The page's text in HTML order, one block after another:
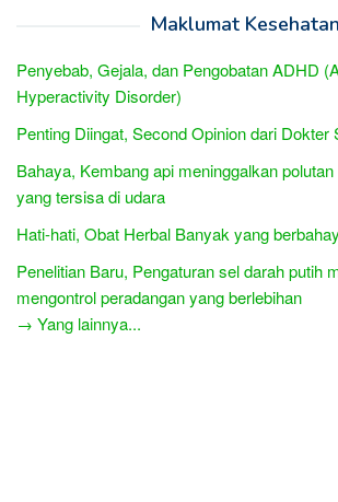
Maklumat Kesehatan
Penyebab, Gejala, dan Pengobatan ADHD
Hyperactivity Disorder)
Penting Diingat, Second Opinion dari Dokter
Bahaya, Kembang api meninggalkan
yang tersisa di udara
Hati-hati, Obat Herbal Banyak yang
Penelitian Baru, Pengaturan sel darah putih
mengontrol peradangan yang berlebihan
→ Yang lainnya...